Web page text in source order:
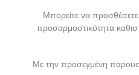
Μπορείτε να
προσαρμοστικότητα
Με την προσεγμένη